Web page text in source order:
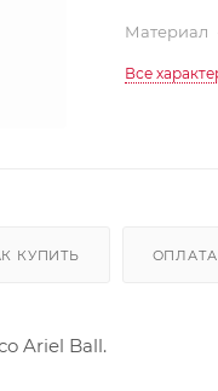
Материал
Все
КУПИТЬ ОПЛАТА
Ariel Ball.